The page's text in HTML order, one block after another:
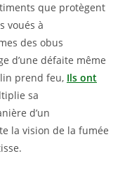
que protègent
voués à
des obus
d’une défaite même
prend feu, Ils ont
sa
d’un
la vision de la fumée